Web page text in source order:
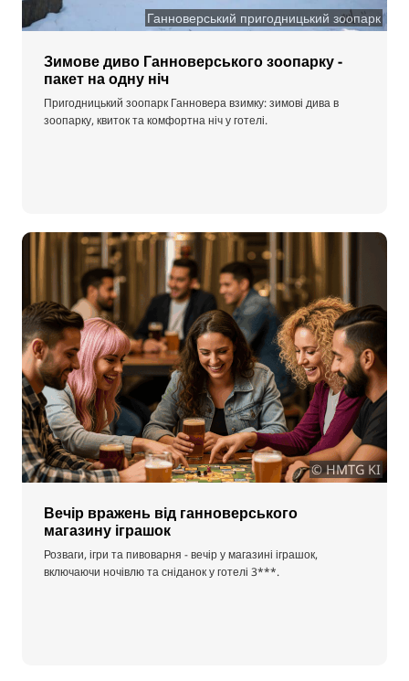
Ганноверський пригодницький зоопарк
Зимове диво Ганноверського зоопарку -
пакет на одну ніч
Пригодницький зоопарк Ганновера взимку: зимові дива в
зоопарку, квиток та комфортна ніч у готелі.
© HMTG KI
Вечір вражень від ганноверського
магазину іграшок
Розваги, ігри та пивоварня - вечір у магазині іграшок,
включаючи ночівлю та сніданок у готелі 3***.